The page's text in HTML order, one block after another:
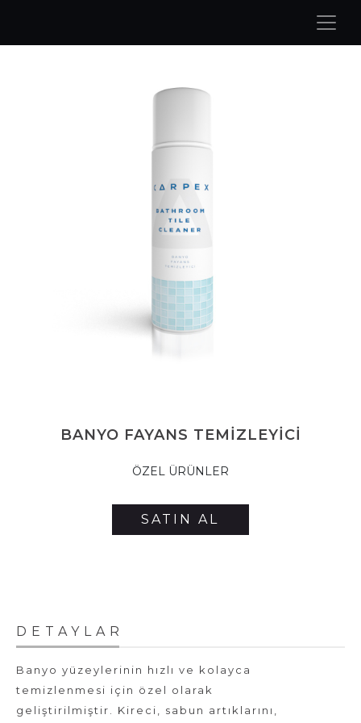
BANYO FAYANS TEMİZLEYİCİ
ÖZEL ÜRÜNLER
SATIN AL
DETAYLAR
Banyo yüzeylerinin hızlı ve kolayca
temizlenmesi için özel olarak
geliştirilmiştir. Kireci, sabun artıklarını,